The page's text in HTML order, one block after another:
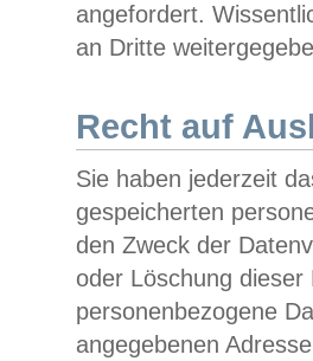
angefordert.
an Dritte
Recht auf
Sie haben jederzeit
gespeicherten
den Zweck der
oder Löschung
personenbezogene
angegebenen